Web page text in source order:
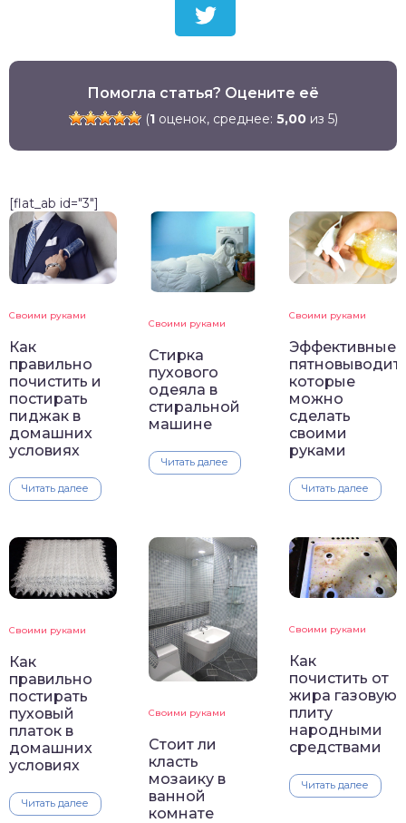
Помогла статья? Оцените её
(1оценок, среднее: 5,00из 5)
[flat_ab id="3"]
Своими руками
Как
правильно
почистить и
постирать
пиджак в
домашних
условиях
Читать далее
Своими руками
Стирка
пухового
одеяла в
стиральной
машине
Читать далее
Своими руками
Эффективные
которые
можно
сделать
своими
руками
Читать далее
Своими руками
Как
правильно
постирать
пуховый
платок в
домашних
условиях
Читать далее
Своими руками
Стоит ли
класть
мозаику в
ванной
комнате
Своими руками
Как
почистить от
жира газовую
плиту
народными
средствами
Читать далее